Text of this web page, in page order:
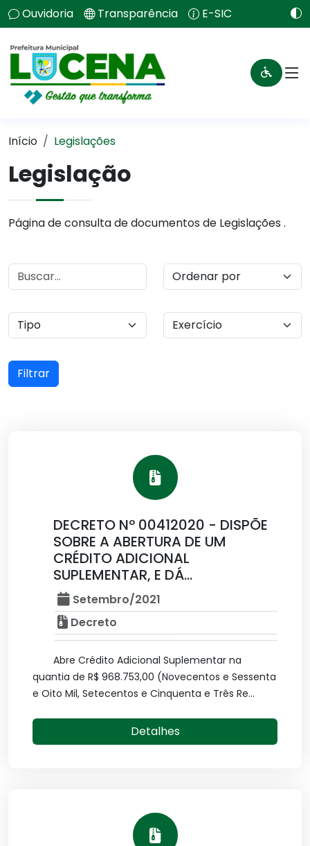
Ouvidoria Transparência E-SIC
Início Legislações
Legislação
Página de consulta de documentos de Legislações .
Filtrar
DECRETO Nº 00412020 - DISPÕE
SOBRE A ABERTURA DE UM
CRÉDITO ADICIONAL
SUPLEMENTAR, E DÁ...
Setembro/2021
Decreto
Abre Crédito Adicional Suplementar na
quantia de R$ 968.753,00 (Novecentos e Sessenta
e Oito Mil, Setecentos e Cinquenta e Três Re...
Detalhes